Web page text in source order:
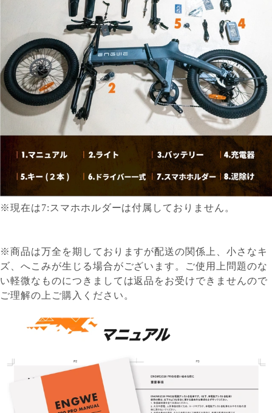
※現在は7:スマホホルダーは付属しておりません。
※商品は万全を期しておりますが配送の関係上、小さなキ
ズ、へこみが生じる場合がございます。ご使用上問題のな
い軽微なものにつきましては返品をお受けできませんので
ご理解の上ご購入ください。